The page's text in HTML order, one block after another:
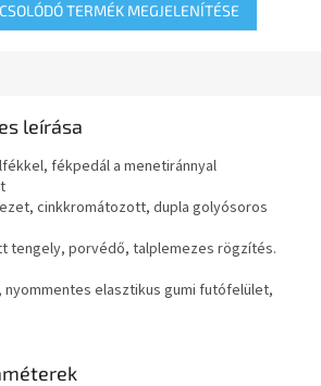
TERMÉK MEGJELENÍTÉSE
leírása
fékpedál a menetiránnyal
cinkkromátozott, dupla golyósoros
tengely, porvédő, talplemezes rögzítés.
elasztikus gumi futófelület,